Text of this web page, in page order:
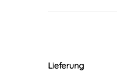
Lieferung